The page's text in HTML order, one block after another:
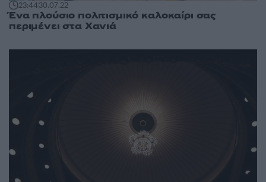
23:4430.07.22
Ένα πλούσιο πολιτισμικό καλοκαίρι σας
περιμένει στα Χανιά